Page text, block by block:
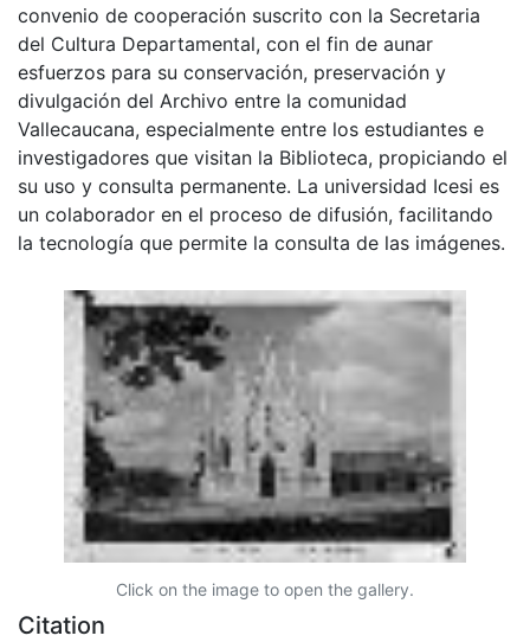
convenio de cooperación suscrito con la Secretaria
del Cultura Departamental, con el fin de aunar
esfuerzos para su conservación, preservación y
divulgación del Archivo entre la comunidad
Vallecaucana, especialmente entre los estudiantes e
investigadores que visitan la Biblioteca, propiciando el
su uso y consulta permanente. La universidad Icesi es
un colaborador en el proceso de difusión, facilitando
la tecnología que permite la consulta de las imágenes.
Click on the image to open the gallery.
Citation